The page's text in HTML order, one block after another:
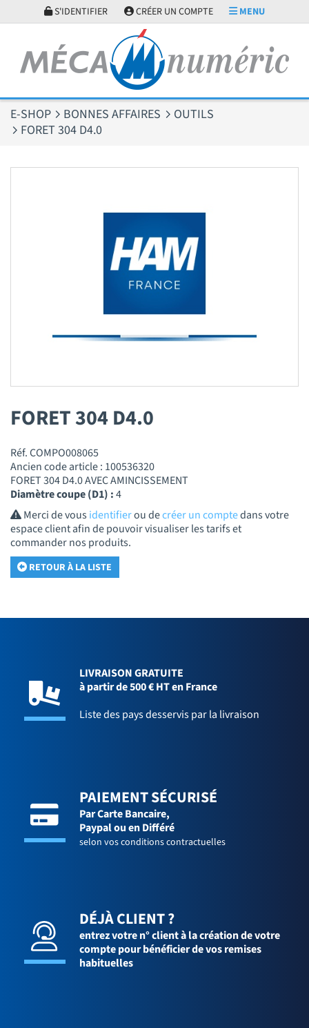
S'IDENTIFIER CRÉER UN COMPTE MENU
E-SHOP BONNES AFFAIRES
OUTILS
FORET 304 D4.0
FORET 304 D4.0
Réf. COMPO008065
Ancien code article : 100536320
FORET 304 D4.0 AVEC AMINCISSEMENT
Diamètre coupe (D1) :4
Merci de vousidentifierou decréer un comptedans votre
espace client afin de pouvoir visualiser les tarifs et
commander nos produits.
RETOUR À LA LISTE
LIVRAISON GRATUITE
à partir de 500 € HT en France
Liste des pays desservis par la livraison
PAIEMENT SÉCURISÉ
Par Carte Bancaire,
Paypal ou en Différé
selon vos conditions contractuelles
DÉJÀ CLIENT ?
entrez votre n° client à la création de votre
compte pour bénéficier de vos remises
habituelles
Panneau de gestion des cookies